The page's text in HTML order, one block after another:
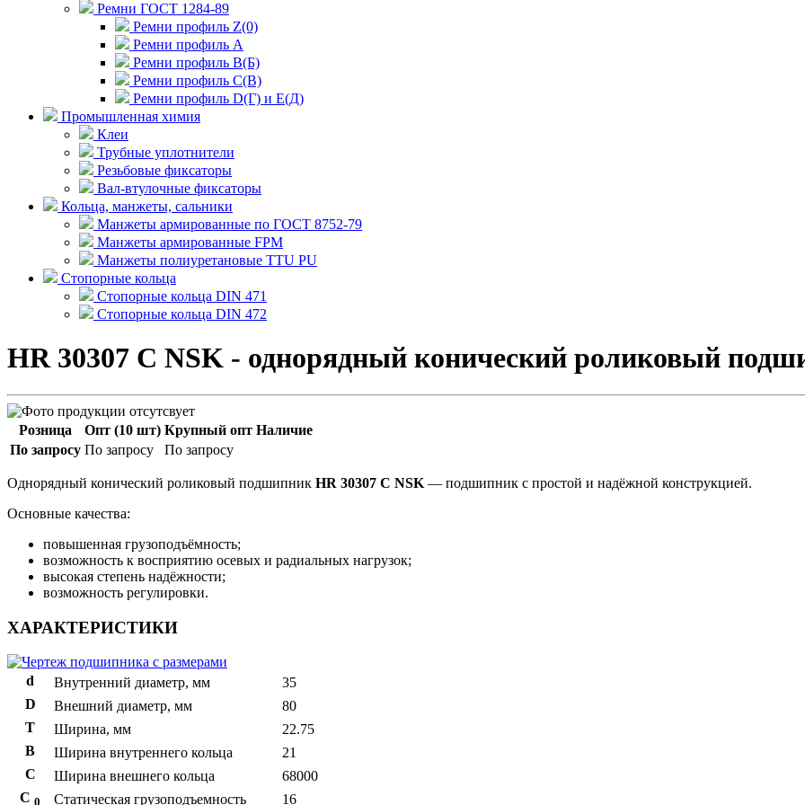
Ремни ГОСТ 1284-89
Ремни профиль Z(0)
Ремни профиль А
Ремни профиль В(Б)
Ремни профиль С(В)
Ремни профиль D(Г) и E(Д)
Промышленная химия
Клеи
Трубные уплотнители
Резьбовые фиксаторы
Вал-втулочные фиксаторы
Кольца, манжеты, сальники
Манжеты армированные по ГОСТ 8752-79
Манжеты армированные FPM
Манжеты полиуретановые TTU PU
Стопорные кольца
Стопорные кольца DIN 471
Стопорные кольца DIN 472
HR 30307 C NSK - однорядный конический роликовый
Розница Опт (10 шт) Крупный опт Наличие
По запросу По запросу По запросу
Однорядный конический роликовый подшипник HR 30307 C NSK — подшипник с простой и надёжной конструкцией.
Основные качества:
повышенная грузоподъёмность;
возможность к восприятию осевых и радиальных нагрузок;
высокая степень надёжности;
возможность регулировки.
ХАРАКТЕРИСТИКИ
d Внутренний диаметр, мм
35
D
Внешний диаметр, мм
80
T
Ширина, мм
22.75
B
Ширина внутреннего кольца
21
С
Ширина внешнего кольца
68000
С 0 Статическая грузоподъемность 16